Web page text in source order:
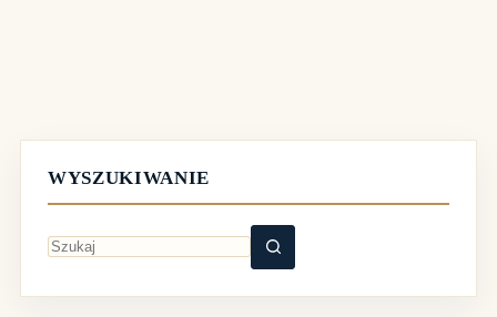
WYSZUKIWANIE
wyników